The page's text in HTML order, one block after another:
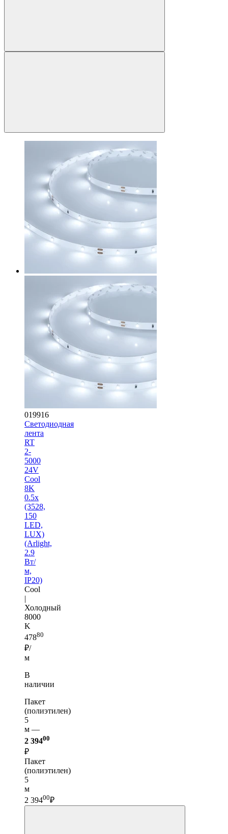
019916
Светодиодная
лента
RT
2-
5000
24V
Cool
8K
0.5x
(3528,
150
LED,
LUX)
(Arlight,
2.9
Вт/
м,
IP20)
Cool
|
Холодный
8000
K
47880
₽/
м
В
наличии
Пакет
(полиэтилен)
5
м —
2 39400
₽
Пакет
(полиэтилен)
5
м
2 39400₽